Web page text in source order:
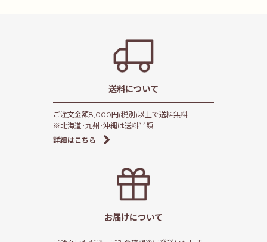
送料について
ご注文金額8,000円(税別)以上で送料無料
※北海道･九州･沖縄は送料半額
詳細はこちら
お届けについて